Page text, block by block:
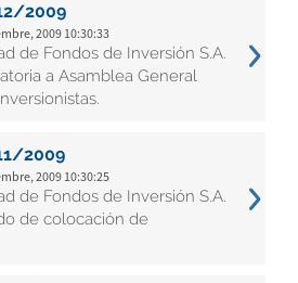
2009
2009 10:30:33
de Fondos de Inversión S.A.
a Asamblea General
2009
2009 10:30:25
de Fondos de Inversión S.A.
de colocación de